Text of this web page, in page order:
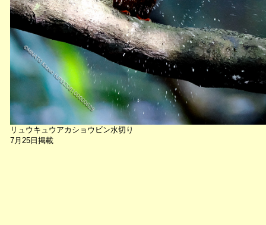
リュウキュウアカショウビン水切り
7月25日掲載